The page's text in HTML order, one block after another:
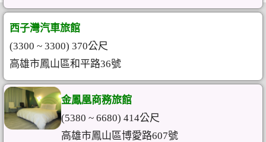
西子灣汽車旅館
(3300 ~ 3300) 370公尺
高雄市鳳山區和平路36號
金鳳凰商務旅館
(5380 ~ 6680) 414公尺
高雄市鳳山區博愛路607號